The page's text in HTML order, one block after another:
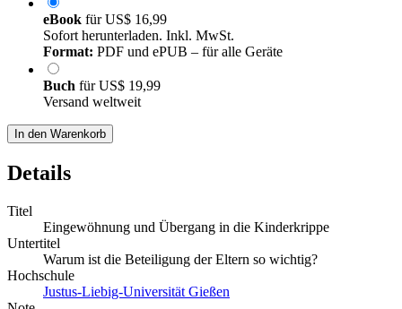
eBook fürUS$ 16,99
Sofort herunterladen. Inkl. MwSt.
Format: PDF und ePUB – für alle Geräte
Buch fürUS$ 19,99
Versand weltweit
In den Warenkorb
Details
Titel
Eingewöhnung und Übergang in die Kinderkrippe
Untertitel
Warum ist die Beteiligung der Eltern so wichtig?
Hochschule
Justus-Liebig-Universität Gießen